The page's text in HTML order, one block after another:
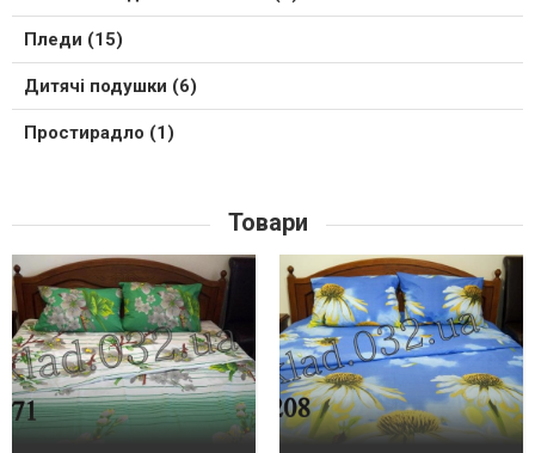
Пледи (15)
Дитячі подушки (6)
Простирадло (1)
Товари